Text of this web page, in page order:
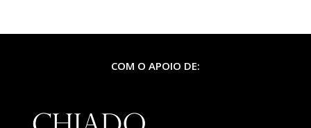
COM O APOIO DE: